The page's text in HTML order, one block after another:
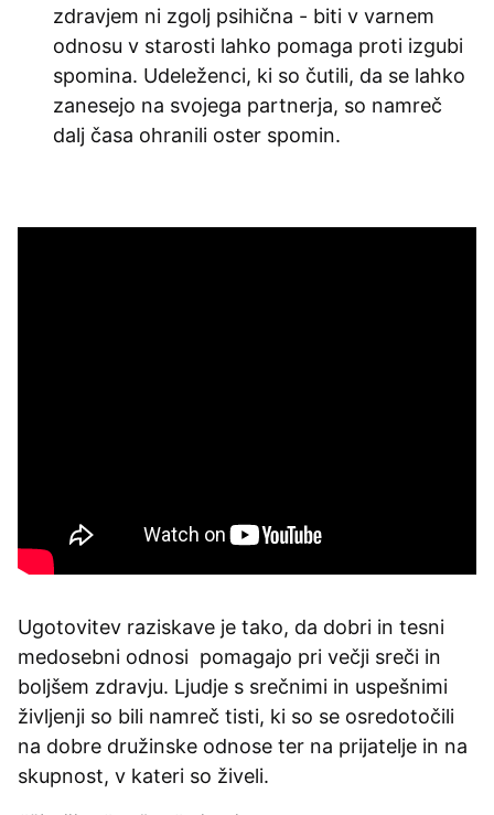
zdravjem ni zgolj psihična - biti v varnem
odnosu v starosti lahko pomaga proti izgubi
spomina. Udeleženci, ki so čutili, da se lahko
zanesejo na svojega partnerja, so namreč
dalj časa ohranili oster spomin.
Ugotovitev raziskave je tako, da dobri in tesni
medosebni odnosi pomagajo pri večji sreči in
boljšem zdravju. Ljudje s srečnimi in uspešnimi
življenji so bili namreč tisti, ki so se osredotočili
na dobre družinske odnose ter na prijatelje in na
skupnost, v kateri so živeli.